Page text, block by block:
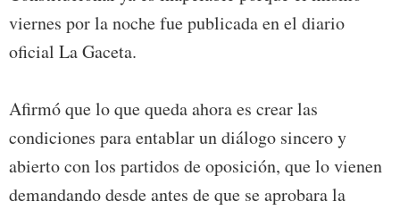
viernes por la noche fue publicada en el diario
oficial La Gaceta.
Afirmó que lo que queda ahora es crear las
condiciones para entablar un diálogo sincero y
abierto con los partidos de oposición, que lo vienen
demandando desde antes de que se aprobara la